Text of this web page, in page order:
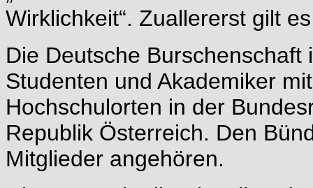
Wirklichkeit“. Zuallererst gilt
Die Deutsche
Studenten und Akademiker
Hochschulorten in der
Republik Österreich. Den
Mitglieder angehören.